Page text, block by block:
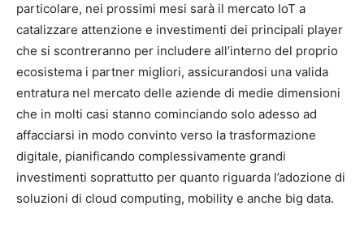
particolare, nei prossimi mesi sarà il mercato IoT a
catalizzare attenzione e investimenti dei principali player
che si scontreranno per includere all’interno del proprio
ecosistema i partner migliori, assicurandosi una valida
entratura nel mercato delle aziende di medie dimensioni
che in molti casi stanno cominciando solo adesso ad
affacciarsi in modo convinto verso la trasformazione
digitale, pianificando complessivamente grandi
investimenti soprattutto per quanto riguarda l’adozione di
soluzioni di cloud computing, mobility e anche big data.